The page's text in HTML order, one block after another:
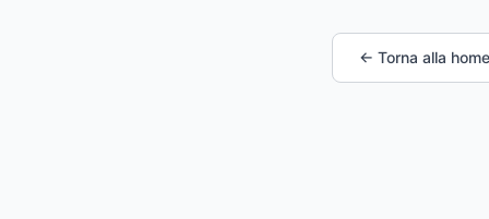
← Torna alla home